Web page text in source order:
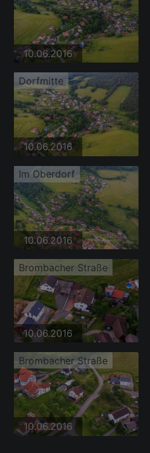
10.06.2016
Dorfmitte
10.06.2016
Im Oberdorf
10.06.2016
Brombacher Straße
10.06.2016
Brombacher Straße
10.06.2016